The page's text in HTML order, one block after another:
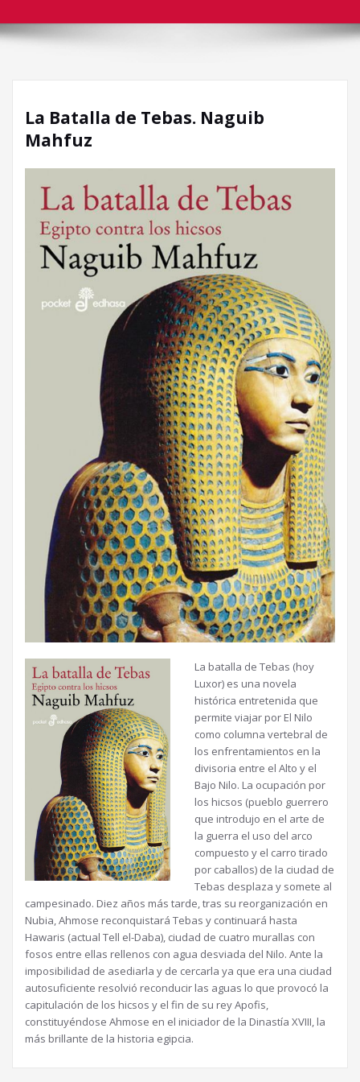
La Batalla de Tebas. Naguib
Mahfuz
La batalla de Tebas (hoy
Luxor) es una novela
histórica entretenida que
permite viajar por El Nilo
como columna vertebral de
los enfrentamientos en la
divisoria entre el Alto y el
Bajo Nilo. La ocupación por
los hicsos (pueblo guerrero
que introdujo en el arte de
la guerra el uso del arco
compuesto y el carro tirado
por caballos) de la ciudad de
Tebas desplaza y somete al
campesinado. Diez años más tarde, tras su reorganización en
Nubia, Ahmose reconquistará Tebas y continuará hasta
Hawaris (actual Tell el-Daba), ciudad de cuatro murallas con
fosos entre ellas rellenos con agua desviada del Nilo. Ante la
imposibilidad de asediarla y de cercarla ya que era una ciudad
autosuficiente resolvió reconducir las aguas lo que provocó la
capitulación de los hicsos y el fin de su rey Apofis,
constituyéndose Ahmose en el iniciador de la Dinastía XVIII, la
más brillante de la historia egipcia.